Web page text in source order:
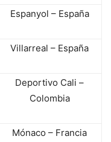
Espanyol – España
Villarreal – España
Deportivo Cali –
Colombia
Mónaco – Francia